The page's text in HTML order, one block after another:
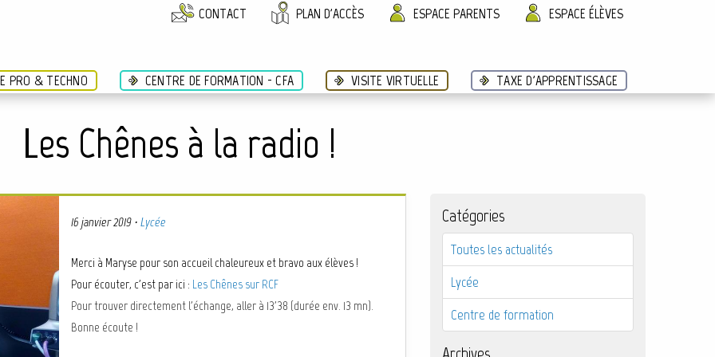
PRO & TECHNO CENTRE DE FORMATION - CFA VISITE VIRTUELLE TAXE D'APPRENTISSAGE
CONTACT PLAN D'ACCÈS ESPACE PARENTS ESPACE ÉLÈVES
Les Chênes à la radio !
16 janvier 2019 · Lycée
Merci à Maryse pour son accueil chaleureux et bravo aux élèves !
Pour écouter, c'est par ici : Les Chênes sur RCF
Pour trouver directement l'échange, aller à 13'38 (durée env. 13 mn).
Bonne écoute !
Catégories
Toutes les actualités
Lycée
Centre de formation